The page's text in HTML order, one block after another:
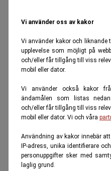
Vi använder oss av kakor
Vi använder kakor och liknande
upplevelse som möjligt på
och/eller får tillgång till viss
mobil eller dator.
Vi använder också kakor
ändamålen som listas
och/eller får tillgång till viss
mobil eller dator. Vi och våra
Användning av kakor innebär
IP-adress, unika identifierare
personuppgifter sker med
laglig grund.